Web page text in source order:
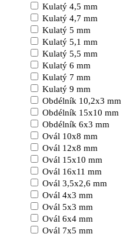
Kulatý 4,5 mm
Kulatý 4,7 mm
Kulatý 5 mm
Kulatý 5,1 mm
Kulatý 5,5 mm
Kulatý 6 mm
Kulatý 7 mm
Kulatý 9 mm
Obdélník 10,2x3 mm
Obdélník 15x10 mm
Obdélník 6x3 mm
Ovál 10x8 mm
Ovál 12x8 mm
Ovál 15x10 mm
Ovál 16x11 mm
Ovál 3,5x2,6 mm
Ovál 4x3 mm
Ovál 5x3 mm
Ovál 6x4 mm
Ovál 7x5 mm